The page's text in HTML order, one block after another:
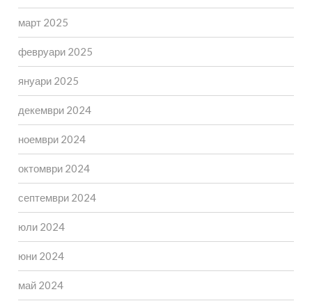
март 2025
февруари 2025
януари 2025
декември 2024
ноември 2024
октомври 2024
септември 2024
юли 2024
юни 2024
май 2024